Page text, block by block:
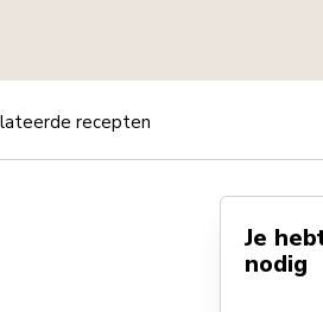
recepten
Je
nodig